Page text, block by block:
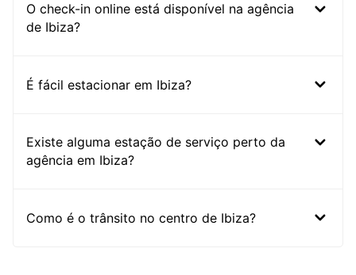
O check-in online está disponível na agência
de Ibiza?
É fácil estacionar em Ibiza?
Existe alguma estação de serviço perto da
agência em Ibiza?
Como é o trânsito no centro de Ibiza?